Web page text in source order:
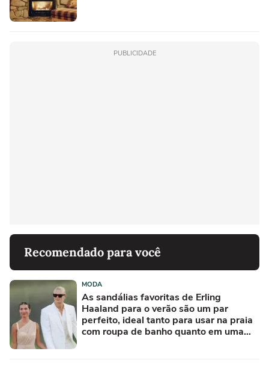
PUBLICIDADE
Recomendado para você
MODA
As sandálias favoritas de Erling
Haaland para o verão são um par
perfeito, ideal tanto para usar na praia
com roupa de banho quanto em uma